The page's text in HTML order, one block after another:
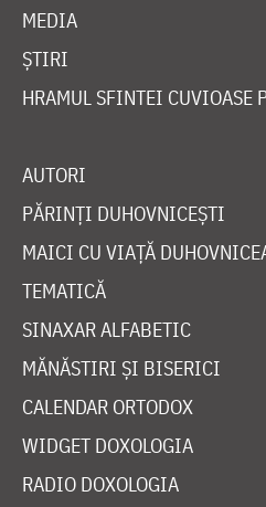
MEDIA
ȘTIRI
HRAMUL SFINTEI CUVIOASE
AUTORI
PĂRINȚI DUHOVNICEȘTI
MAICI CU VIAȚĂ
TEMATICĂ
SINAXAR ALFABETIC
MĂNĂSTIRI ȘI BISERICI
CALENDAR ORTODOX
WIDGET DOXOLOGIA
RADIO DOXOLOGIA